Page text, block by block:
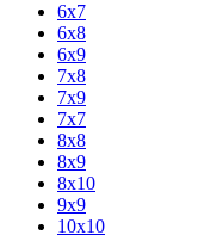
6x7
6x8
6x9
7x8
7x9
7x7
8x8
8x9
8x10
9x9
10x10